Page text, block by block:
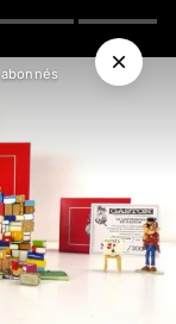
abonnés